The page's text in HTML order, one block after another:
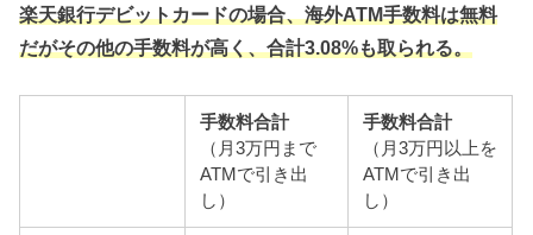
楽天銀行デビットカードの場合、海外ATM手数料は無料
だがその他の手数料が高く、合計3.08%も取られる。
手数料合計
（月3万円まで
ATMで引き出
し）
手数料合計
（月3万円以上を
ATMで引き出
し）